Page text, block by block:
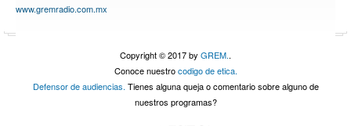
www.gremradio.com.mx
Copyright © 2017 by GREM..
Conoce nuestrocodigo de etica.
Defensor de audiencias. Tienes alguna queja o comentario sobre alguno de
nuestros programas?